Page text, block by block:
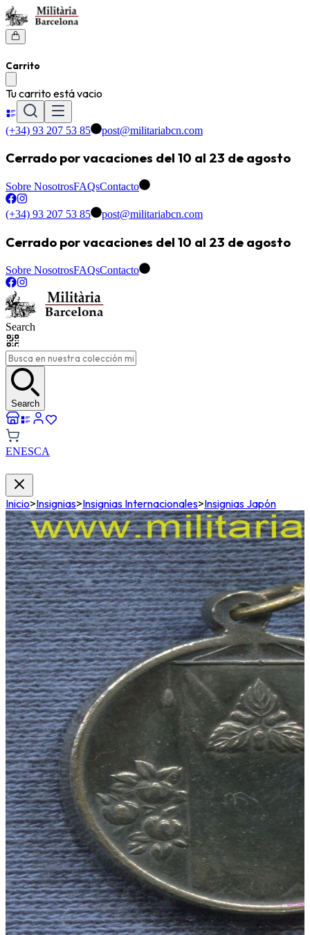
Carrito
Tu carrito está vacio
(+34) 93 207 53 85 post@militariabcn.com
Cerrado por vacaciones del 10 al 23 de agosto
Sobre NosotrosFAQsContacto
(+34) 93 207 53 85 post@militariabcn.com
Cerrado por vacaciones del 10 al 23 de agosto
Sobre NosotrosFAQsContacto
Search
Search
ENESCA
Inicio>Insignias>Insignias Internacionales>Insignias Japón